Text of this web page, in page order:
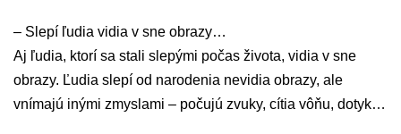
– Slepí ľudia vidia v sne obrazy…
Aj ľudia, ktorí sa stali slepými počas života, vidia v sne
obrazy. Ľudia slepí od narodenia nevidia obrazy, ale
vnímajú inými zmyslami – počujú zvuky, cítia vôňu, dotyk…